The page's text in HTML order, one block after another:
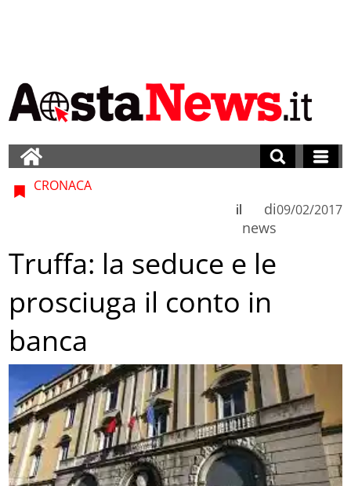
CRONACA
di
news
il 09/02/2017
Truffa: la seduce e le
prosciuga il conto in
banca